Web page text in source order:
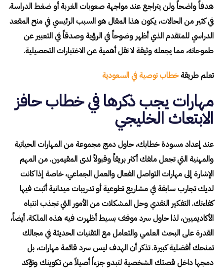
هدفاً واضحاً ولن يتراجع عند مواجهة صعوبات الغربة أو ضغط الدراسة.
في كثير من الحالات، يكون هذا المقال هو السبب الرئيسي في منح المقعد
الدراسي للمتقدم الذي أظهر وضوحاً في الرؤية وصدقاً في التعبير عن
طموحاته، مما يجعله وثيقة لا تقل أهمية عن الاختبارات التحصيلية.
تعلم طريقةخطاب توصية في السعودية
مهارات يجب ذكرها في خطاب حافز
الابتعاث الخليجي
عند إعداد مسودة خطابك، حاول دمج مجموعة من المهارات الحياتية
والمهنية التي تجعل ملفك أكثر بريقاً وقبولاً لدى المقيمين. من المهم
الإشارة إلى مهارات التواصل الفعال والعمل الجماعي، خاصة إذا كانت
لديك تجارب سابقة في مشاريع تطوعية أو تدريبات ميدانية أثبت فيها
كفاءتك. التفكير النقدي وحل المشكلات من الأمور التي تجذب انتباه
الأكاديميين، لذا حاول سرد موقف بسيط أظهرت فيه هذه الملكة. أيضاً،
القدرة على البحث العلمي والتعامل مع التقنيات الحديثة في مجالك
تمنحك أفضلية كبيرة. تذكر أن الهدف ليس سرد قائمة مهارات، بل
دمجها داخل قصتك الشخصية لتبدو جزءاً أصيلاً من تكوينك وتؤكد